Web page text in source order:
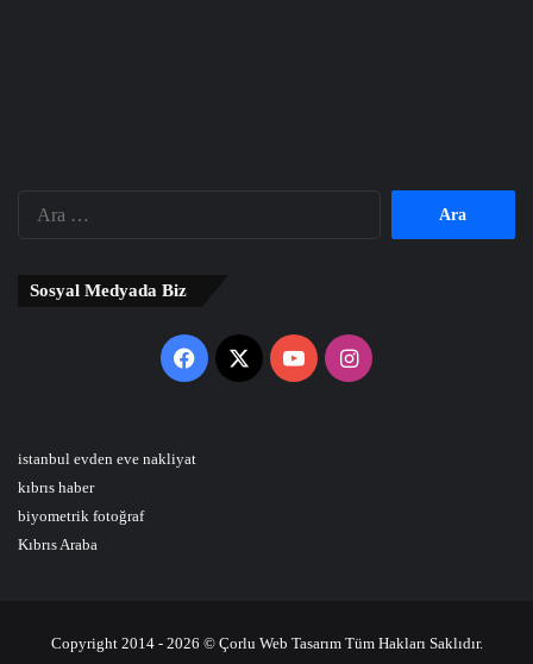
Sosyal Medyada Biz
Facebook
X YouTubeInstagram
istanbul evden eve nakliyat
kıbrıs haber
biyometrik fotoğraf
Kıbrıs Araba
Copyright 2014 - 2026 © Çorlu Web Tasarım Tüm Hakları Saklıdır.